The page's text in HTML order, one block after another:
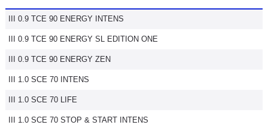
Utilitaires
Flottes
Auto
Services
Forum
III 0.9 TCE 90 ENERGY INTENS
III 0.9 TCE 90 ENERGY SL EDITION ONE
III 0.9 TCE 90 ENERGY ZEN
III 1.0 SCE 70 INTENS
III 1.0 SCE 70 LIFE
III 1.0 SCE 70 STOP & START INTENS